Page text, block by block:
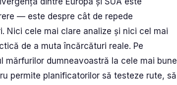
— este despre cât de repede
Nici cele mai clare analize și nici cel mai
de a muta încărcături reale. Pe
mărfurilor dumneavoastră la cele mai bune
permite planificatorilor să testeze rute, să